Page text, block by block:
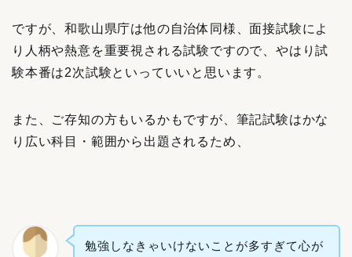
ですが、和歌山県庁は他の自治体同様、面接試験によ
り人柄や熱意を重要視される試験ですので、やはり試
験本番は2次試験といっていいと思います。
また、ご存知の方もいるかもですが、筆記試験はかな
り広い科目・範囲から出題されるため、
勉強しなきゃいけないことが多すぎて心が